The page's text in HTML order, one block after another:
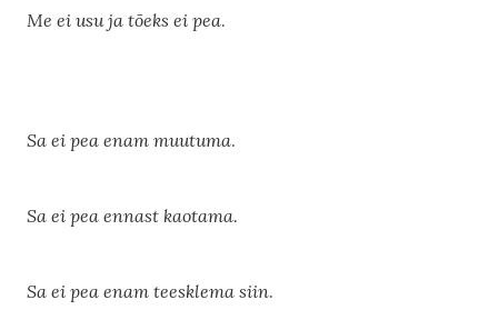
Me ei usu ja tõeks ei pea.
Sa ei pea enam muutuma.
Sa ei pea ennast kaotama.
Sa ei pea enam teesklema siin.